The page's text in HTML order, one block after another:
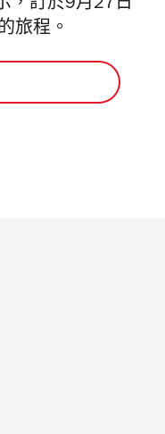
，訂於9月27日
旅程。